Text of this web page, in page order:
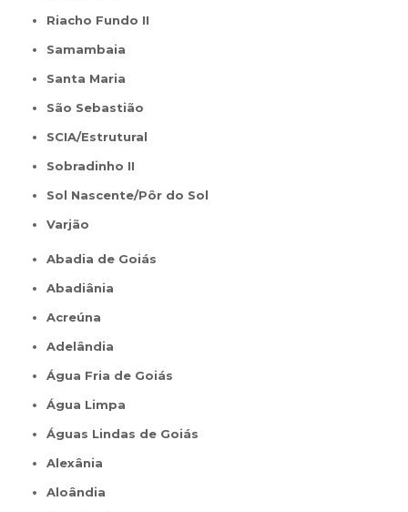
Riacho Fundo II
Samambaia
Santa Maria
São Sebastião
SCIA/Estrutural
Sobradinho II
Sol Nascente/Pôr do Sol
Varjão
Abadia de Goiás
Abadiânia
Acreúna
Adelândia
Água Fria de Goiás
Água Limpa
Águas Lindas de Goiás
Alexânia
Aloândia